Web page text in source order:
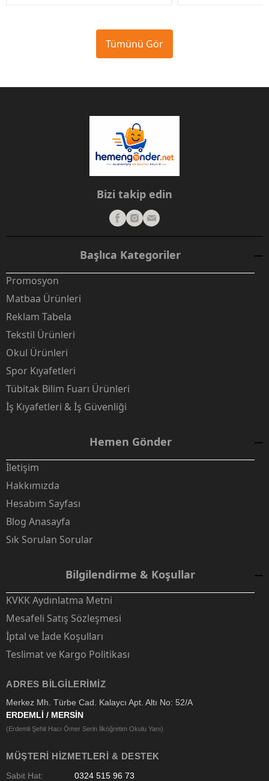
Tümünü Gör
Bizi takip edin
Başlıca Kategoriler
Promosyon
Matbaa Ürünleri
Reklam Tabela
Tekstil Ürünleri
Okul Ürünleri
Spor Kıyafetleri
Tübitak Bilim Fuarı Ürünleri
İş Kıyafetleri & İş Güvenliği
Hemen Gönder
İletişim
Hakkımızda
Hesabım Sayfası
Blog Anasayfa
Sık Sorulan Sorular
Bilgilendirme & Koşullar
KVKK Aydınlatma Metni
Mesafeli Satış Sözleşmesi
İptal ve İade Koşulları
Teslimat ve Kargo Politikası
ADRES BILGILERIMIZ
Merkez Mh. Türbe Cad. Kalaycı Apt. Altı No: 52/A
ERDEMLİ / MERSİN
(Erdemli Şehit Hacı Ömer Serin İlköğretim Okulu Yanı)
MÜŞTERI HIZMETLERI & DESTEK
Sabit Hat: 0324 515 96 73